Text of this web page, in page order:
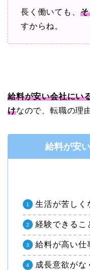
長く働いても、
すからね。
給料が安い会社にい
けなので、転職の理
給料が安
生活が苦しく
経験できるこ
給料が高い仕
成長意欲がな